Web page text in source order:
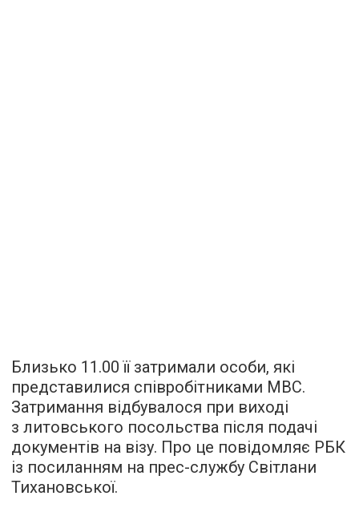
Близько 11.00 її затримали особи, які
представилися співробітниками МВС.
Затримання відбувалося при виході
з литовського посольства після подачі
документів на візу. Про це повідомляє РБК
із посиланням на прес-службу Світлани
Тихановської.